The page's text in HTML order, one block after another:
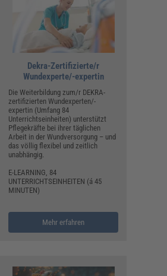
Dekra-Zertifizierte/r
Wundexperte/-expertin
Die Weiterbildung zum/r DEKRA-
zertifizierten Wundexperten/-
expertin (Umfang 84
Unterrichtseinheiten) unterstützt
Pflegekräfte bei ihrer täglichen
Arbeit in der Wundversorgung – und
das völlig flexibel und zeitlich
unabhängig.
E-LEARNING, 84
UNTERRICHTSEINHEITEN (á 45
MINUTEN)
Mehr erfahren